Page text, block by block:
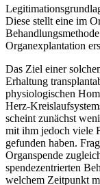
Diese stellt eine im
Organexplantation
Das Ziel einer
Erhaltung
physiologischen
Herz-
scheint zunächst
mit ihm jedoch viele
gefunden haben.
Organspende
spendezentrierten
welchem Zeitpunkt